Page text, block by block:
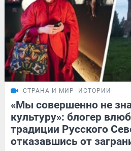
СТРАНА И МИР ИСТОРИИ
«Мы совершенно не
культуру»: блогер
традиции Русского
отказавшись от